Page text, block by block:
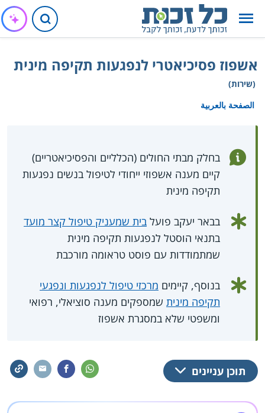
אשפוז פסיכיאטרי לנפגעות תקיפה מינית
(שירות)
الصفحة بالعربية
בחלק מבתי החולים (הכלליים והפסיכיאטריים)
קיים מענה אשפוזי ייחודי לטיפול בנשים נפגעות
תקיפה מינית
בבאר יעקב פועל בית שמעניק טיפול קצר מועד
בתנאי הוסטל לנפגעות תקיפה מינית
שמתמודדות עם פוסט טראומה מורכבת
בנוסף, קיימים מרכזי טיפול לנפגעות ונפגעי
תקיפה מינית שמספקים מענה סוציאלי, רפואי
ומשפטי שלא במסגרת אשפוז
תוכן עניינים